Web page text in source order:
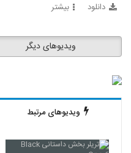
دانلود بیشتر
ویدیوهای دیگر
ویدیوهای مرتبط